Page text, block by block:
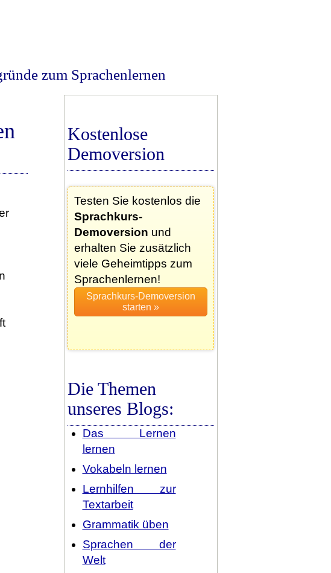
zum Sprachenlernen
Kostenlose
Demoversion
Testen Sie kostenlos die
Sprachkurs-
Demoversion und
erhalten Sie zusätzlich
viele Geheimtipps zum
Sprachenlernen!
Die Themen
unseres Blogs:
Das Lernen
lernen
Vokabeln lernen
Lernhilfen zur
Textarbeit
Grammatik üben
Sprachen der
Welt